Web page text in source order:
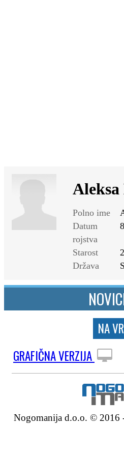
Polno ime
Datum
rojstva
Starost
Država
NA
GRAFIČNA VERZIJA
Nogomanija d.o.o. © 2016